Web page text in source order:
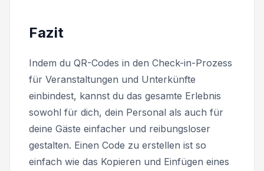
Fazit
Indem du QR-Codes in den Check-in-Prozess
für Veranstaltungen und Unterkünfte
einbindest, kannst du das gesamte Erlebnis
sowohl für dich, dein Personal als auch für
deine Gäste einfacher und reibungsloser
gestalten. Einen Code zu erstellen ist so
einfach wie das Kopieren und Einfügen eines